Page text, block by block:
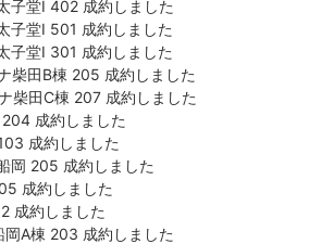
堂Ⅰ 402 成約しました
堂Ⅰ 501 成約しました
堂Ⅰ 301 成約しました
柴田B棟 205 成約しました
柴田C棟 207 成約しました
成約しました
成約しました
岡 205 成約しました
成約しました
成約しました
A棟 203 成約しました